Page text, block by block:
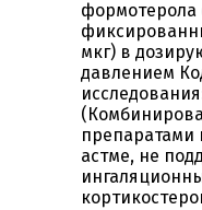
формотерола
мкг) в
давлением
препаратами
астме, не